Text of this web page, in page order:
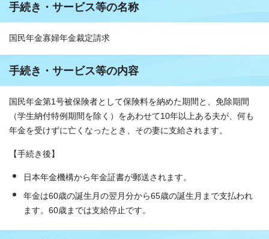
手続き・サービス等の名称
国民年金寡婦年金裁定請求
手続き・サービス等の内容
国民年金第1号被保険者として保険料を納めた期間と、免除期間
（学生納付特例期間を除く）をあわせて10年以上ある夫が、何も
年金を受けずに亡くなったとき、その妻に支給されます。
【手続き後】
日本年金機構から年金証書が郵送されます。
年金は60歳の誕生月の翌月分から65歳の誕生月まで支払われ
ます。60歳までは支給停止です。